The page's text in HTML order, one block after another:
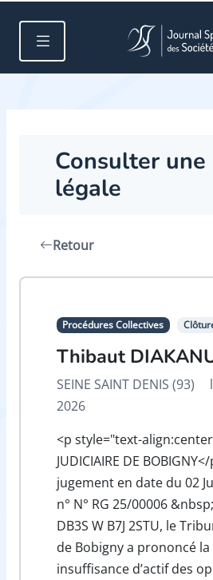
Consulter une
légale
Retour
Procédures Collectives
Thibaut
SEINE SAINT DENIS (93)
2026
<p style="text-
JUDICIAIRE DE
jugement en date du 02
n° N° RG 25/00006
DB3S W B7J 2STU, le
de Bobigny a prononcé
insuffisance d’actif des